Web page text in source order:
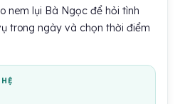
nem lụi Bà Ngọc để hỏi tình
trong ngày và chọn thời điểm